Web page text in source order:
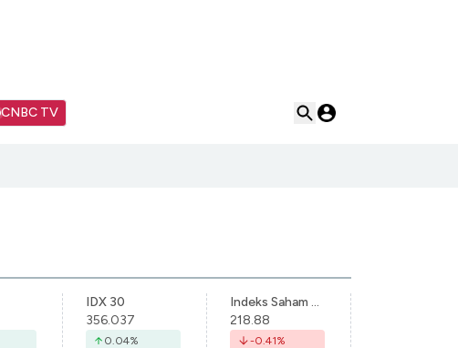
CNBC TV
IDX 30
356.037
0.04%
Indeks Saham Syariah Indonesia
218.88
-0.41%